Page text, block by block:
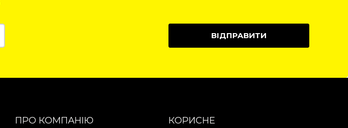
ВІДПРАВИТИ
ПРО КОМПАНІЮ КОРИСНЕ